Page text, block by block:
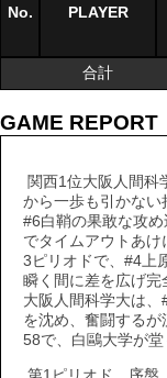
No. PLAYER
合計
GAME REPORT
関西1位大阪人間科
から一歩も引かな
#6白鞘の果敢な攻
でタイムアウトあ
3ピリオドで、#4上
瞬く間に差を広げ
大阪人間科学大は
を沈め、奮闘する
58で、白鷗大学が堂